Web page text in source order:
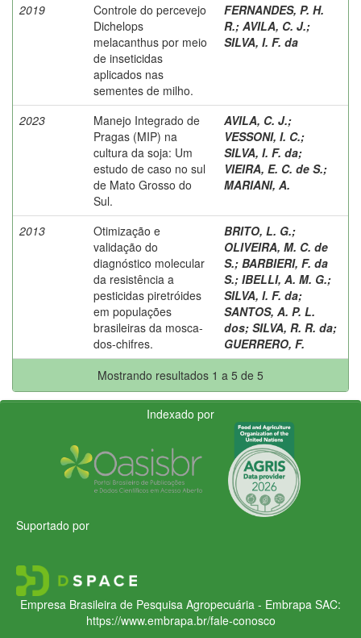
2019
Controle do percevejo
Dichelops
melacanthus por meio
de inseticidas
aplicados nas
sementes de milho.
FERNANDES, P. H.
R.; AVILA, C. J.;
SILVA, I. F. da
2023
Manejo Integrado de
Pragas (MIP) na
cultura da soja: Um
estudo de caso no sul
de Mato Grosso do
Sul.
AVILA, C. J.;
VESSONI, I. C.;
SILVA, I. F. da;
VIEIRA, E. C. de S.;
MARIANI, A.
2013
Otimização e
validação do
diagnóstico molecular
da resistência a
pesticidas piretróides
em populações
brasileiras da mosca-
dos-chifres.
BRITO, L. G.;
OLIVEIRA, M. C. de
S.; BARBIERI, F. da
S.; IBELLI, A. M. G.;
SILVA, I. F. da;
SANTOS, A. P. L.
dos; SILVA, R. R. da;
GUERRERO, F.
Mostrando resultados 1 a 5 de 5
Indexado por
Suportado por
Empresa Brasileira de Pesquisa Agropecuária - Embrapa SAC:
https://www.embrapa.br/fale-conosco